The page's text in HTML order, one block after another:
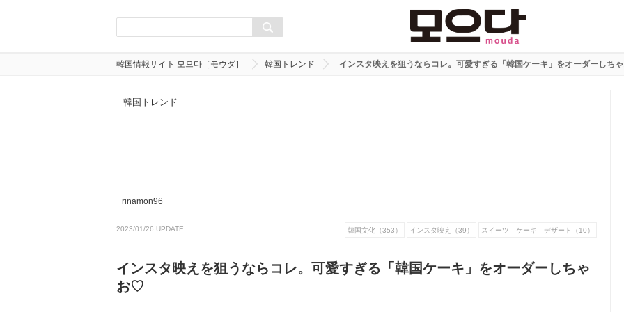
韓国情報サイト 모으다［モウダ］ 韓国トレンド インスタ映えを狙うならコレ。可愛すぎる「韓国ケーキ」をオーダーしち
韓国トレンド
rinamon96
2023/01/26 UPDATE 韓国文化（353） インスタ映え（39） スイーツ ケーキ デザート（10）
インスタ映えを狙うならコレ。可愛すぎる「韓国ケーキ」をオーダーしちゃ
お♡